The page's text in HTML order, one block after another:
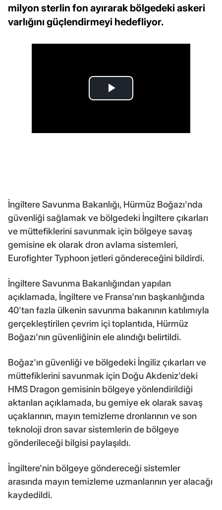
milyon sterlin fon ayırarak bölgedeki askeri
varlığını güçlendirmeyi hedefliyor.
İngiltere Savunma Bakanlığı, Hürmüz Boğazı'nda
güvenliği sağlamak ve bölgedeki İngiltere çıkarları
ve müttefiklerini savunmak için bölgeye savaş
gemisine ek olarak dron avlama sistemleri,
Eurofighter Typhoon jetleri göndereceğini bildirdi.
İngiltere Savunma Bakanlığından yapılan
açıklamada, İngiltere ve Fransa'nın başkanlığında
40'tan fazla ülkenin savunma bakanının katılımıyla
gerçekleştirilen çevrim içi toplantıda, Hürmüz
Boğazı'nın güvenliğinin ele alındığı belirtildi.
Boğaz'ın güvenliği ve bölgedeki İngiliz çıkarları ve
müttefiklerini savunmak için Doğu Akdeniz'deki
HMS Dragon gemisinin bölgeye yönlendirildiği
aktarılan açıklamada, bu gemiye ek olarak savaş
uçaklarının, mayın temizleme dronlarının ve son
teknoloji dron savar sistemlerin de bölgeye
gönderileceği bilgisi paylaşıldı.
İngiltere'nin bölgeye göndereceği sistemler
arasında mayın temizleme uzmanlarının yer alacağı
kaydedildi.